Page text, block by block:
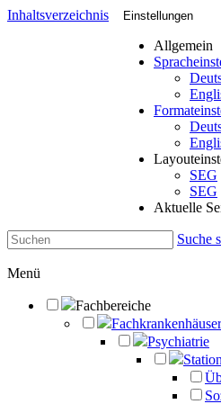
Inhaltsverzeichnis Einstellungen
Allgemein
SEG
SEG
Aktuelle
Suche
Menü
Fachbereiche
Fachkrankenhäuser
Psychiatrie